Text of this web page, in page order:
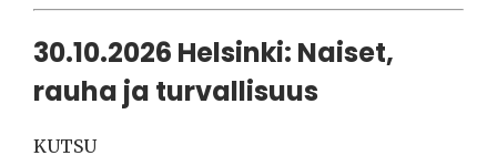
30.10.2026 Helsinki: Naiset,
rauha ja turvallisuus
KUTSU